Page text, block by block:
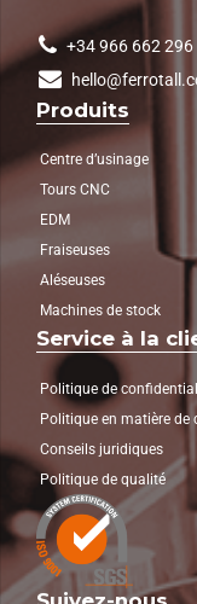
+34 966 662 296
Produits
Centre d’usinage
Tours CNC
EDM
Fraiseuses
Aléseuses
Machines de stock
Service à la
Politique de
Politique en matière de
Conseils juridiques
Politique de qualité